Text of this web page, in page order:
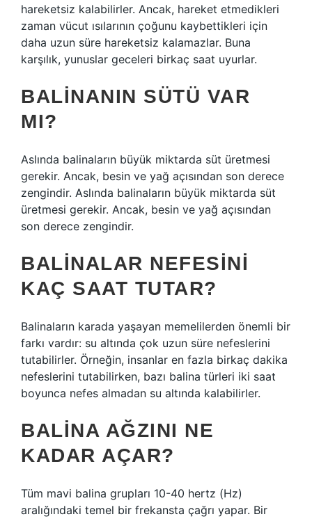
hareketsiz kalabilirler. Ancak, hareket etmedikleri
zaman vücut ısılarının çoğunu kaybettikleri için
daha uzun süre hareketsiz kalamazlar. Buna
karşılık, yunuslar geceleri birkaç saat uyurlar.
BALINANIN SÜTÜ VAR
MI?
Aslında balinaların büyük miktarda süt üretmesi
gerekir. Ancak, besin ve yağ açısından son derece
zengindir. Aslında balinaların büyük miktarda süt
üretmesi gerekir. Ancak, besin ve yağ açısından
son derece zengindir.
BALINALAR NEFESINI
KAÇ SAAT TUTAR?
Balinaların karada yaşayan memelilerden önemli bir
farkı vardır: su altında çok uzun süre nefeslerini
tutabilirler. Örneğin, insanlar en fazla birkaç dakika
nefeslerini tutabilirken, bazı balina türleri iki saat
boyunca nefes almadan su altında kalabilirler.
BALINA AĞZINI NE
KADAR AÇAR?
Tüm mavi balina grupları 10-40 hertz (Hz)
aralığındaki temel bir frekansta çağrı yapar. Bir